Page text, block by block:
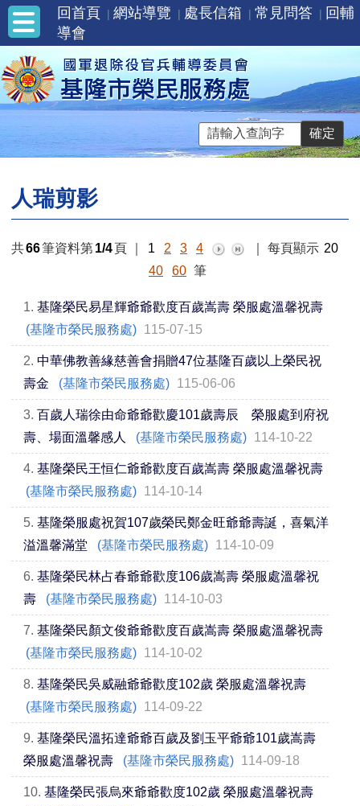
回首頁 網站導覽 處長信箱 常見問答
回輔
導會
人瑞剪影
共66筆資料第1/4頁 1 2 3 4 每頁顯示 20
40
60 筆
1. 基隆榮民易星輝爺爺歡度百歲嵩壽 榮服處溫馨祝壽
(基隆市榮民服務處) 115-07-15
2. 中華佛教善緣慈善會捐贈47位基隆百歲以上榮民祝
壽金
(基隆市榮民服務處) 115-06-06
3. 百歲人瑞徐由命爺爺歡慶101歲壽辰 榮服處到府祝
壽、場面溫馨感人
(基隆市榮民服務處) 114-10-22
4. 基隆榮民王恒仁爺爺歡度百歲嵩壽 榮服處溫馨祝壽
(基隆市榮民服務處) 114-10-14
5. 基隆榮服處祝賀107歲榮民鄭金旺爺爺壽誕，喜氣洋
溢溫馨滿堂
(基隆市榮民服務處) 114-10-09
6. 基隆榮民林占春爺爺歡度106歲嵩壽 榮服處溫馨祝
壽
(基隆市榮民服務處) 114-10-03
7. 基隆榮民顏文俊爺爺歡度百歲嵩壽 榮服處溫馨祝壽
(基隆市榮民服務處) 114-10-02
8. 基隆榮民吳威融爺爺歡度102歲 榮服處溫馨祝壽
(基隆市榮民服務處) 114-09-22
9. 基隆榮民溫拓達爺爺百歲及劉玉平爺爺101歲嵩壽
榮服處溫馨祝壽
(基隆市榮民服務處) 114-09-18
10. 基隆榮民張烏來爺爺歡度102歲 榮服處溫馨祝壽